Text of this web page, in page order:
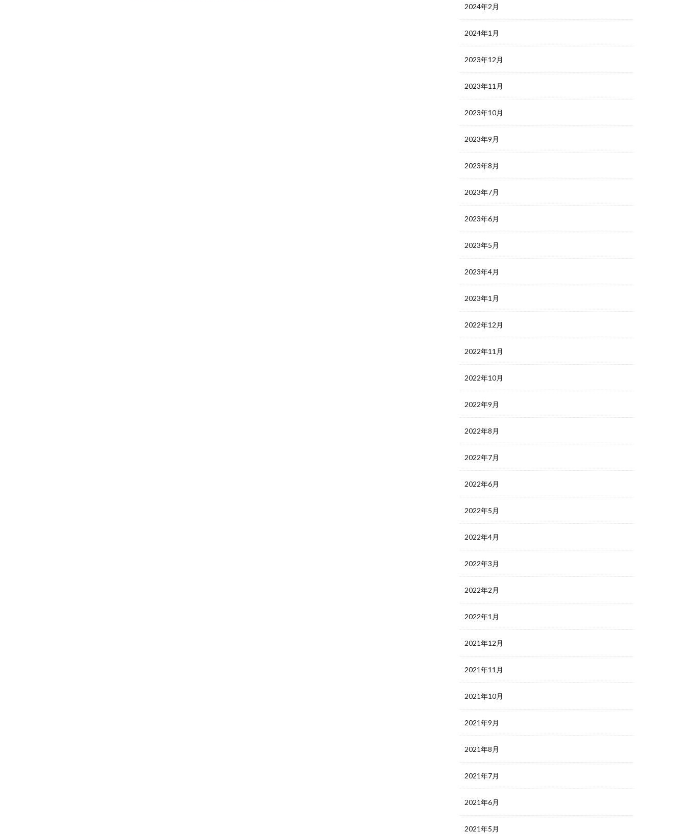
2024年2月
2024年1月
2023年12月
2023年11月
2023年10月
2023年9月
2023年8月
2023年7月
2023年6月
2023年5月
2023年4月
2023年1月
2022年12月
2022年11月
2022年10月
2022年9月
2022年8月
2022年7月
2022年6月
2022年5月
2022年4月
2022年3月
2022年2月
2022年1月
2021年12月
2021年11月
2021年10月
2021年9月
2021年8月
2021年7月
2021年6月
2021年5月